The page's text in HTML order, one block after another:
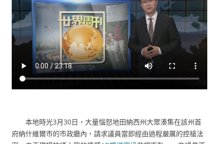
本地時光3月30日，大量惱怒地田納西州大眾湊集在該州首
府納什維爾市的市政廳內，請求議員當即經由過程嚴厲的控槍法